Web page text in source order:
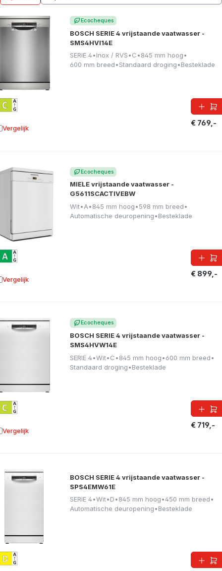
Ecocheques
BOSCH SERIE 4 vrijstaande vaatwasser -
SMS4HVI14E
SERIE 4•Inox / RVS•C•845 mm hoog•
600 mm breed•Standaard droging•Besteklade
€ 769,-
Vergelijk aan vergelijking
Ecocheques
MIELE vrijstaande vaatwasser -
G5611SCACTIVEBW
Wit•A•845 mm hoog•598 mm breed•
Automatische deuropening•Besteklade
€ 899,-
Vergelijk aan vergelijking
Ecocheques
BOSCH SERIE 4 vrijstaande vaatwasser -
SMS4HVW14E
SERIE 4•Wit•C•845 mm hoog•600 mm breed•
Standaard droging•Besteklade
€ 719,-
Vergelijk aan vergelijking
BOSCH SERIE 4 vrijstaande vaatwasser -
SPS4EMW61E
SERIE 4•Wit•D•845 mm hoog•450 mm breed•
Automatische deuropening•Besteklade